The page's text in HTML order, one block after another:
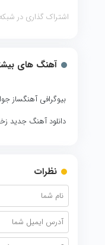
اشتراک گذاری در
آهنگ های
بیوگرافی آهنگساز
دانلود آهنگ جدید
نظرات